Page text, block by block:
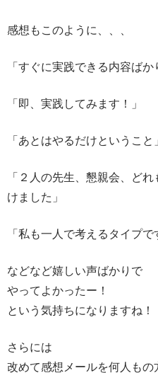
感想もこのように、、、
「すぐに実践できる内容ばか
「即、実践してみます！」
「あとはやるだけということ」
「２人の先生、懇親会、ど
けました」
「私も一人で考えるタイプで
などなど嬉しい声ばかりで
やってよかったー！
という気持ちになりますね！
さらには
改めて感想メールを何人もの